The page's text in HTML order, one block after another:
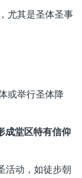
尤其是圣体圣事
或举行圣体降
成堂区特有信仰
活动，如徒步朝